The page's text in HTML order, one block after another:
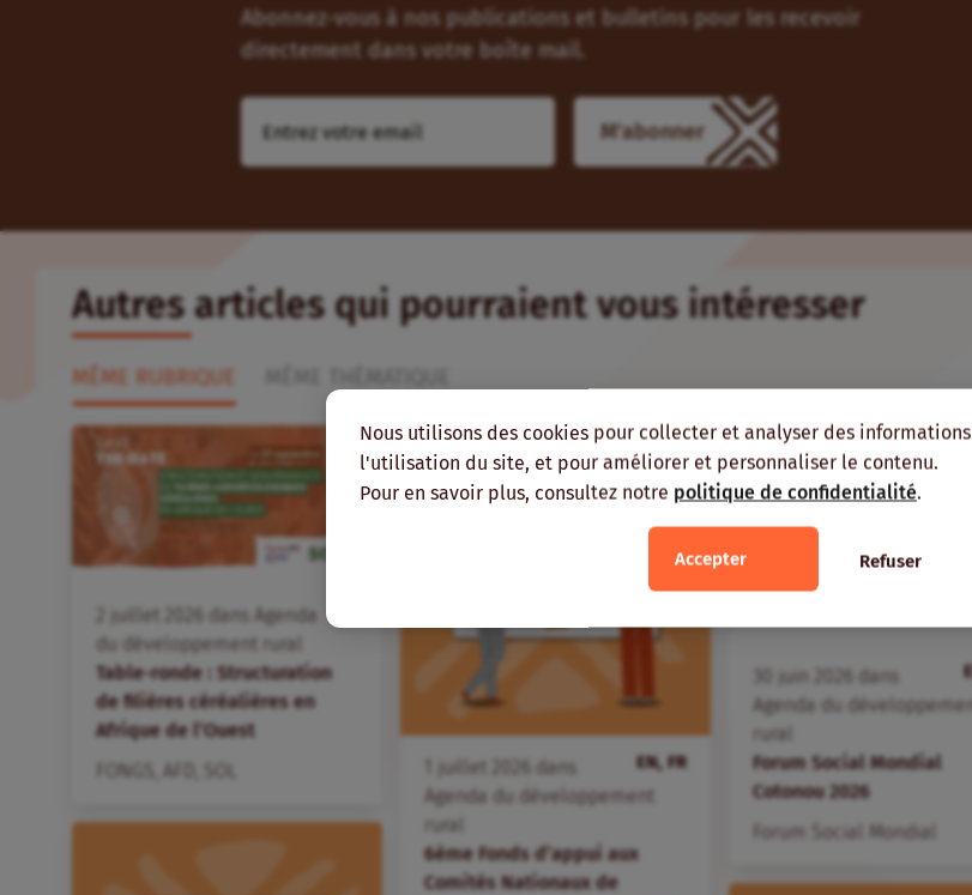
Nous utilisons des cookies pour collecter et analyser des
l'utilisation du site, et pour améliorer et personnaliser le contenu.
Pour en savoir plus, consultez notre politique de confidentialité.
Accepter Refuser
Abonnez-vous à nos publications et bulletins pour les recevoir
directement dans votre boîte mail.
Autres articles qui pourraient vous intéresser
MÊME RUBRIQUE
juillet dans
Agenda
du développement rural
Table-ronde : Structuration
de filières céréalières en
Afrique de l’Ouest
FONGS
EN, FR
juillet
dans
Agenda du développement
rural
6ème Fonds d’appui aux
Comités Nationaux de
juin
dans
Agenda du
rural
Forum Social Mondial
Cotonou 2026
Forum Social Mondial